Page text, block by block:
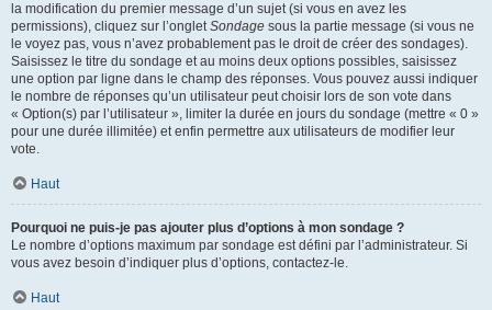
la modification du premier message d’un sujet (si vous en avez les
permissions), cliquez sur l’ongletSondage sous la partie message (si vous ne
le voyez pas, vous n’avez probablement pas le droit de créer des sondages).
Saisissez le titre du sondage et au moins deux options possibles, saisissez
une option par ligne dans le champ des réponses. Vous pouvez aussi indiquer
le nombre de réponses qu’un utilisateur peut choisir lors de son vote dans
« Option(s) par l’utilisateur », limiter la durée en jours du sondage (mettre « 0 »
pour une durée illimitée) et enfin permettre aux utilisateurs de modifier leur
vote.
Haut
Pourquoi ne puis-je pas ajouter plus d’options à mon sondage ?
Le nombre d’options maximum par sondage est défini par l’administrateur. Si
vous avez besoin d’indiquer plus d’options, contactez-le.
Haut